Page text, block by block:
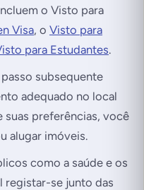
o Visto para
Visa, o Visto para
para Estudantes.
subsequente
adequado no local
suas preferências, você
alugar imóveis.
como a saúde e os
registar-se junto das